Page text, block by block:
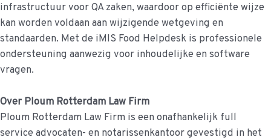
infrastructuur voor QA zaken, waardoor op efficiënte wijze
kan worden voldaan aan wijzigende wetgeving en
standaarden. Met de iMIS Food Helpdesk is professionele
ondersteuning aanwezig voor inhoudelijke en software
vragen.
Over Ploum Rotterdam Law Firm
Ploum Rotterdam Law Firm is een onafhankelijk full
service advocaten- en notarissenkantoor gevestigd in het